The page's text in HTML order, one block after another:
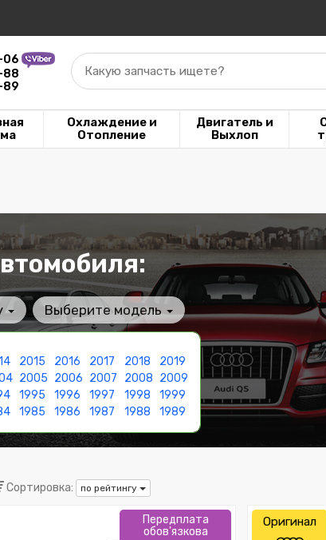
06
88
89
Какую запчасть ищете?
Охлаждение и
Отопление
Двигатель и
Выхлоп
2015 2016 2017 2018
2019
2005 2006 2007 2008 2009
1995 1996 1997 1998
1999
1985 1986 1987 1988 1989
Выберите модель
Сортировка: по рейтингу
Передплата
обов'язкова
Оригинал